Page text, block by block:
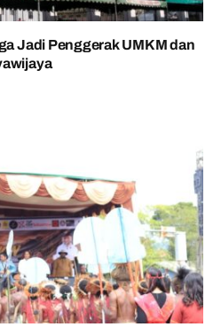
Jadi Penggerak UMKM dan